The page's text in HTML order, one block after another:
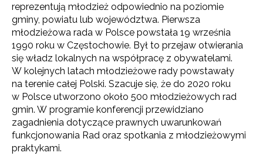
reprezentują młodzież odpowiednio na poziomie
gminy, powiatu lub województwa. Pierwsza
młodzieżowa rada w Polsce powstała 19 września
1990 roku w Częstochowie. Był to przejaw otwierania
się władz lokalnych na współpracę z obywatelami.
W kolejnych latach młodzieżowe rady powstawały
na terenie całej Polski. Szacuje się, że do 2020 roku
w Polsce utworzono około 500 młodzieżowych rad
gmin. W programie konferencji przewidziano
zagadnienia dotyczące prawnych uwarunkowań
funkcjonowania Rad oraz spotkania z młodzieżowymi
praktykami.